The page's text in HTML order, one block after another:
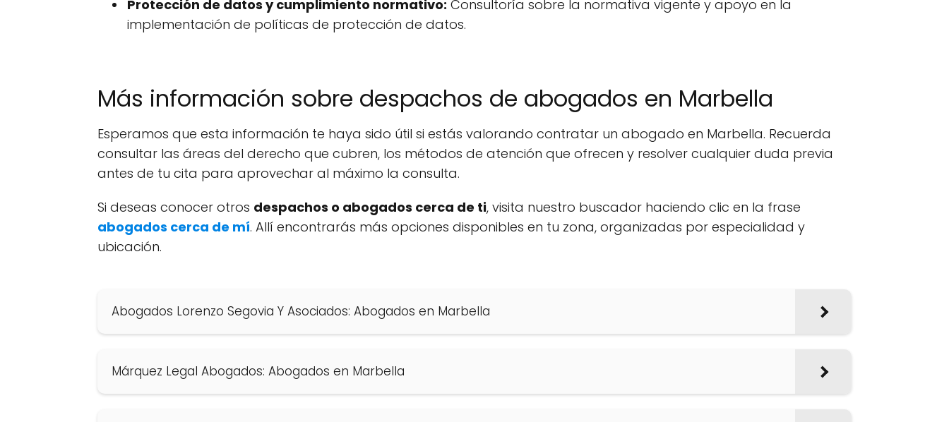
Protección de datos y cumplimiento normativo: Consultoría sobre la normativa vigente y apoyo en la
implementación de políticas de protección de datos.
Más información sobre despachos de abogados en Marbella
Esperamos que esta información te haya sido útil si estás valorando contratar un abogado en Marbella. Recuerda
consultar las áreas del derecho que cubren, los métodos de atención que ofrecen y resolver cualquier duda previa
antes de tu cita para aprovechar al máximo la consulta.
Si deseas conocer otros despachos o abogados cerca de ti, visita nuestro buscador haciendo clic en la frase
abogados cerca de mí. Allí encontrarás más opciones disponibles en tu zona, organizadas por especialidad y
ubicación.
Abogados Lorenzo Segovia Y Asociados: Abogados en Marbella
Márquez Legal Abogados: Abogados en Marbella